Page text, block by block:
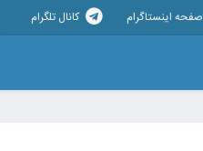
کانال تلگرام صفحه اینستاگرام